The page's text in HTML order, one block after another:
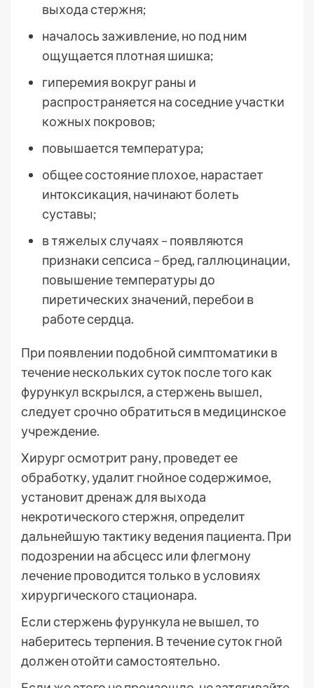
выхода стержня;
началось заживление, но под ним
ощущается плотная шишка;
гиперемия вокруг раны и
распространяется на соседние участки
кожных покровов;
повышается температура;
общее состояние плохое, нарастает
интоксикация, начинают болеть
суставы;
в тяжелых случаях – появляются
признаки сепсиса – бред, галлюцинации,
повышение температуры до
пиретических значений, перебои в
работе сердца.
При появлении подобной симптоматики в
течение нескольких суток после того как
фурункул вскрылся, а стержень вышел,
следует срочно обратиться в медицинское
учреждение.
Хирург осмотрит рану, проведет ее
обработку, удалит гнойное содержимое,
установит дренаж для выхода
некротического стержня, определит
дальнейшую тактику ведения пациента. При
подозрении на абсцесс или флегмону
лечение проводится только в условиях
хирургического стационара.
Если стержень фурункула не вышел, то
наберитесь терпения. В течение суток гной
должен отойти самостоятельно.